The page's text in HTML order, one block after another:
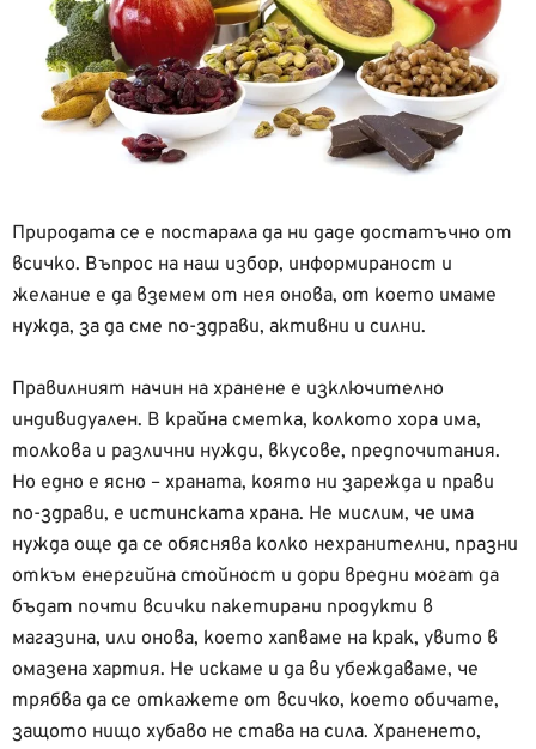
Природата се е постарала да ни даде достатъчно от
всичко. Въпрос на наш избор, информираност и
желание е да вземем от нея онова, от което имаме
нужда, за да сме по-здрави, активни и силни.
Правилният начин на хранене е изключително
индивидуален. В крайна сметка, колкото хора има,
толкова и различни нужди, вкусове, предпочитания.
Но едно е ясно – храната, която ни зарежда и прави
по-здрави, е истинската храна. Не мислим, че има
нужда още да се обяснява колко нехранителни, празни
откъм енергийна стойност и дори вредни могат да
бъдат почти всички пакетирани продукти в
магазина, или онова, което хапваме на крак, увито в
омазена хартия. Не искаме и да ви убеждаваме, че
трябва да се откажете от всичко, което обичате,
защото нищо хубаво не става на сила. Храненето,